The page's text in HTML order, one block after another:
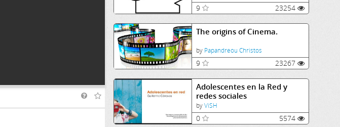
9 23254
The origins of Cinema.
by Papandreou Christos
9 23267
Adolescentes en la Red y
redes sociales
byViSH
0 5574